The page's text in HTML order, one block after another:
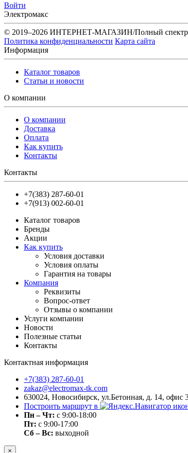
Войти
Электромакс
© 2019–2026 ИНТЕРНЕТ-МАГАЗИН/Полный спектр
Политика конфиденциальности Карта сайта
Информация
Каталог товаров
Статьи и новости
О компании
О компании
Доставка
Оплата
Как купить
Контакты
Контакты
+7(383) 287-60-01
+7(913) 002-60-01
Каталог товаров
Бренды
Акции
Как купить
Условия доставки
Условия оплаты
Гарантия на товары
Компания
Реквизиты
Вопрос-ответ
Отзывы о компании
Услуги компании
Новости
Полезные статьи
Контакты
Контактная информация
+7(383) 287-60-01
zakaz@electromax-tk.com
630024, Новосибирск, ул.Бетонная, д. 14, офис
Построить маршрут в
Пн – Чт: с 9:00-18:00
Пт: с 9:00-17:00
Сб – Вс: выходной
×